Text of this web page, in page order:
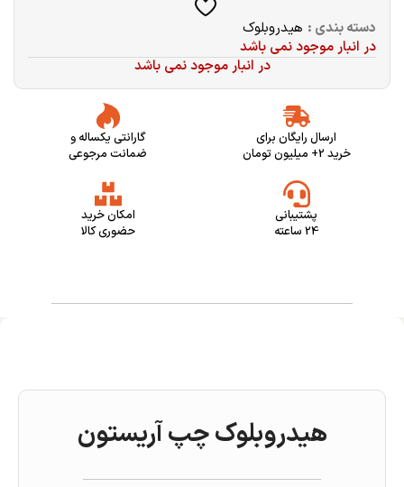
دسته بندی : هیدروبلوک
در انبار موجود نمی باشد
در انبار موجود نمی باشد
ارسال رایگان برای
خرید 2+ میلیون تومان
گارانتی یکساله و
ضمانت مرجوعی
پشتیبانی
24 ساعته
امکان خرید
حضوری کالا
هیدروبلوک چپ آریستون